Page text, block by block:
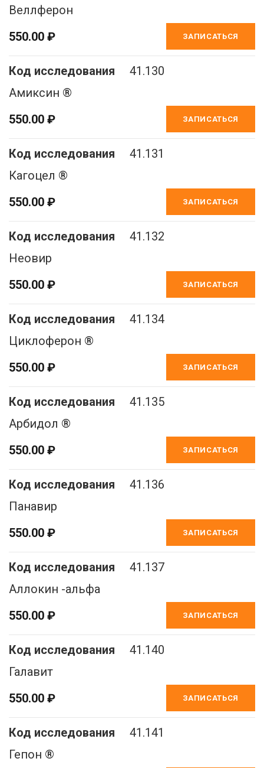
Веллферон
550.00 ₽
ЗАПИСАТЬСЯ
41.130
Амиксин ®
550.00 ₽
ЗАПИСАТЬСЯ
41.131
Кагоцел ®
550.00 ₽
ЗАПИСАТЬСЯ
41.132
Неовир
550.00 ₽
ЗАПИСАТЬСЯ
41.134
Циклоферон ®
550.00 ₽
ЗАПИСАТЬСЯ
41.135
Арбидол ®
550.00 ₽
ЗАПИСАТЬСЯ
41.136
Панавир
550.00 ₽
ЗАПИСАТЬСЯ
41.137
Аллокин -альфа
550.00 ₽
ЗАПИСАТЬСЯ
41.140
Галавит
550.00 ₽
ЗАПИСАТЬСЯ
41.141
Гепон ®